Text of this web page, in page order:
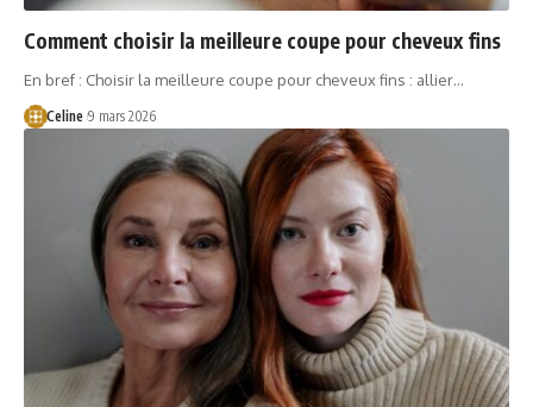
Comment choisir la meilleure coupe pour cheveux fins
En bref : Choisir la meilleure coupe pour cheveux fins : allier…
Celine 9 mars 2026